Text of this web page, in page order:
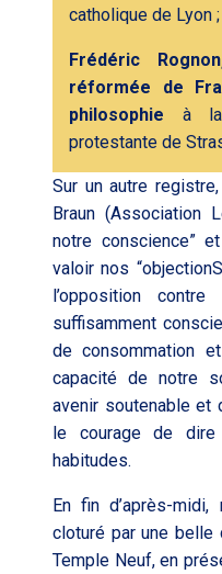
catholique de Lyon ;
Frédéric
réformée de
philosophie à la
protestante de
Sur un autre
Braun (Association
notre conscience”
valoir nos
l’opposition contre
suffisamment
de consommation
capacité de notre
avenir soutenable et
le courage de
habitudes.
En fin d’après-midi,
cloturé par une belle
Temple Neuf, en